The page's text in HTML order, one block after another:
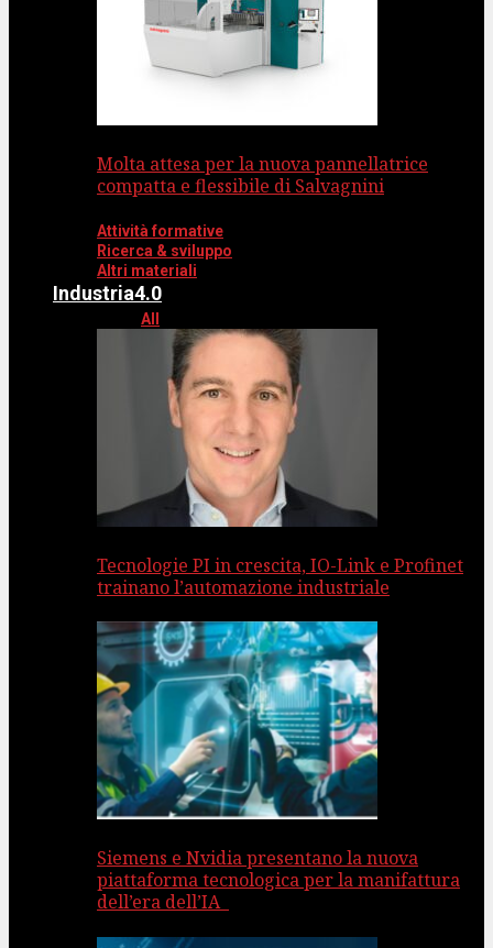
Molta attesa per la nuova pannellatrice
compatta e flessibile di Salvagnini
Attività formative
Ricerca & sviluppo
Altri materiali
Industria4.0
All
Tecnologie PI in crescita, IO-Link e Profinet
trainano l’automazione industriale
Siemens e Nvidia presentano la nuova
piattaforma tecnologica per la manifattura
dell’era dell’IA